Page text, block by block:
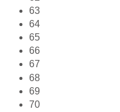
63
64
65
66
67
68
69
70